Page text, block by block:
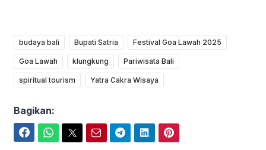
budaya bali Bupati Satria Festival Goa Lawah 2025
Goa Lawah klungkung Pariwisata Bali
spiritual tourism Yatra Cakra Wisaya
Bagikan: